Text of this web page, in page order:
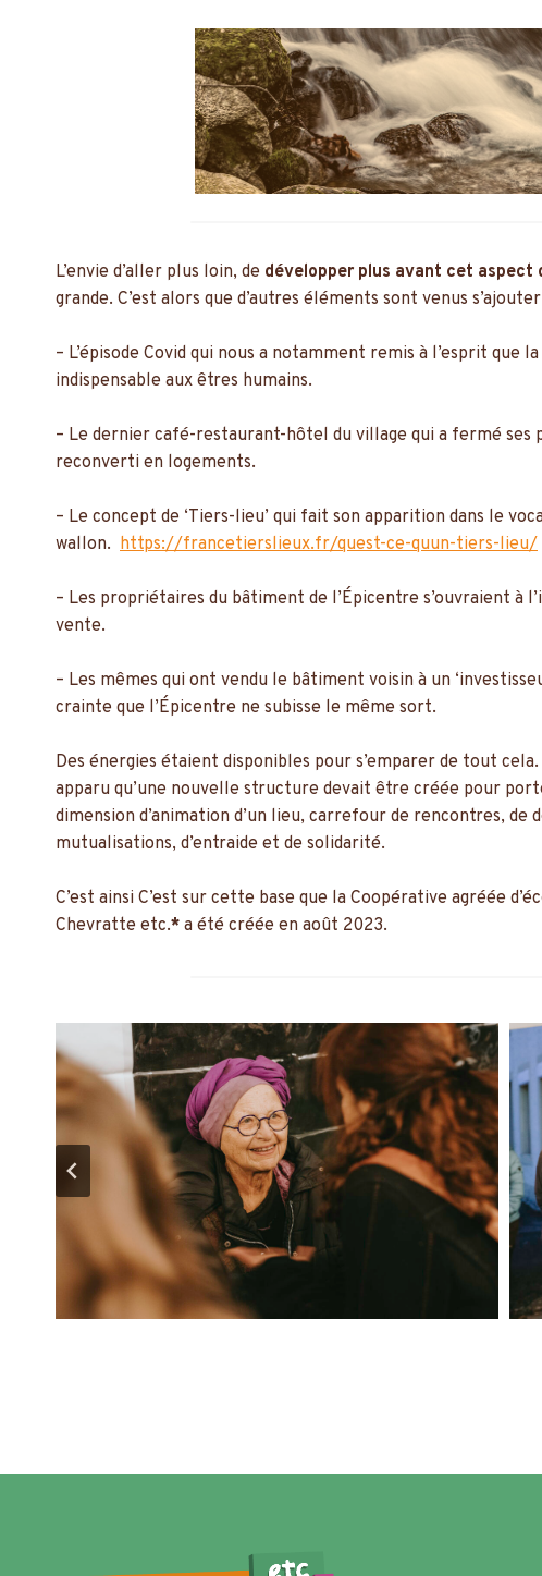
L’envie d’aller plus loin, de développer plus avant cet aspect
grande. C’est alors que d’autres éléments sont venus
– L’épisode Covid qui nous a notamment remis à l’esprit que
indispensable aux êtres humains.
– Le dernier café-restaurant-hôtel du village qui a fermé ses
reconverti en logements.
– Le concept de ‘Tiers-lieu’ qui fait son apparition dans le
wallon. https://francetierslieux.fr/quest-ce-quun-tiers-lieu/
– Les propriétaires du bâtiment de l’Épicentre s’ouvraient à
vente.
– Les mêmes qui ont vendu le bâtiment voisin à un
crainte que l’Épicentre ne subisse le même sort.
Des énergies étaient disponibles pour s’emparer de tout
apparu qu’une nouvelle structure devait être créée pour
dimension d’animation d’un lieu, carrefour de rencontres, de
mutualisations, d’entraide et de solidarité.
C’est ainsi C’est sur cette base que la Coopérative agréée
Chevratte etc.* a été créée en août 2023.